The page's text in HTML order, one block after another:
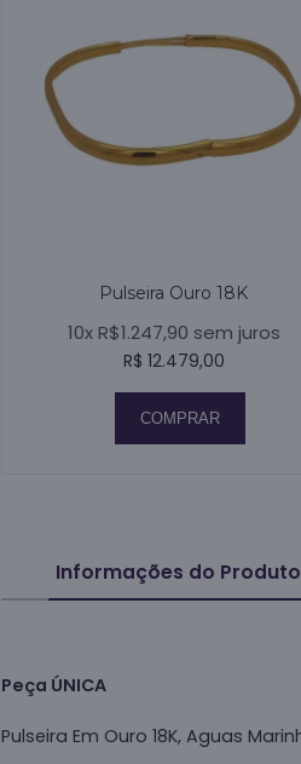
Pulseira Ouro 18K
10x R$1.247,90 sem juros
R$ 12.479,00
COMPRAR
Informações do Produto
Peça ÚNICA
Pulseira Em Ouro 18K, Aguas